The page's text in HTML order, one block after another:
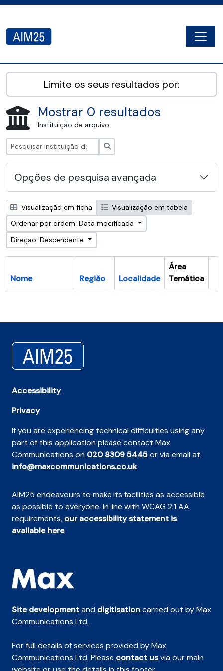
AIM25 - AtoM 2.8.2
Limite os seus resultados por:
Mostrar 0 resultados
Instituição de arquivo
Opções de pesquisa avançada
Visualização em ficha
Visualização em tabela
Ordenar por ordem: Data modificada
Direção: Descendente
Nome Região Localidade
Área
Temática
Accessibility
Privacy
If you are experiencing technical difficulties using any
part of this application please contact Max
Communications on 020 8309 5445or via email at
info@maxcommunications.co.uk
AIM25 endeavours to make its facilities as accessible
as possible to everyone. In line with WCAG 2.1 AA
requirements, our accessibility statement is
available here.
Site developmentand digitisationcarried out by Max
Communications Ltd.
For full details of services provided by Max
Communications Ltd. Please contact usvia our main